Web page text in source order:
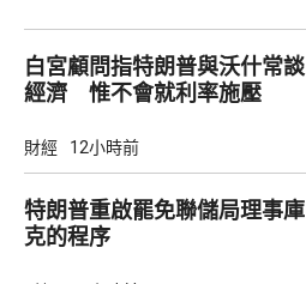
白宮顧問指特朗普與沃什常談
經濟 惟不會就利率施壓
財經 12小時前
特朗普重啟罷免聯儲局理事庫
克的程序